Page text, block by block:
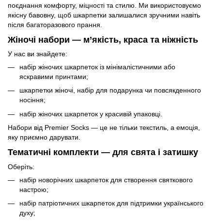
поєднання комфорту, міцності та стилю. Ми використовуємо
якісну бавовну, щоб шкарпетки залишалися зручними навіть
після багаторазового прання.
Жіночі набори — м’якість, краса та ніжність
У нас ви знайдете:
набір жіночих шкарпеток із мінімалістичними або
яскравими принтами;
шкарпетки жіночі, набір для подарунка чи повсякденного
носіння;
набір жіночих шкарпеток у красивій упаковці.
Набори від Premier Socks — це не тільки текстиль, а емоція,
яку приємно дарувати.
Тематичні комплекти — для свята і затишку
Оберіть:
набір новорічних шкарпеток для створення святкового
настрою;
набір патріотичних шкарпеток для підтримки українського
духу;